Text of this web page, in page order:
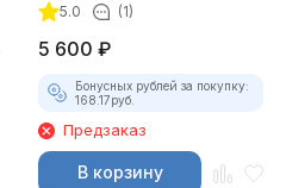
5.0 (1)
5 600 ₽
Бонусных рублей за покупку:
168.17руб.
Предзаказ
В корзину